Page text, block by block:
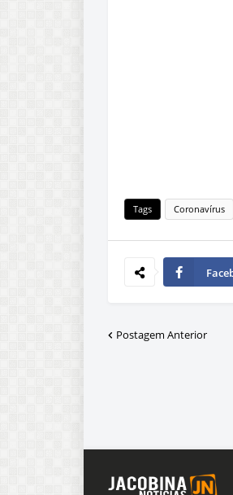
Tags Coronavírus
Postagem Anterior